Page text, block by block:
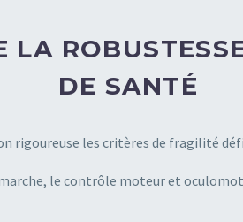
DE SANTÉ
les critères de fragilité
le contrôle moteur et